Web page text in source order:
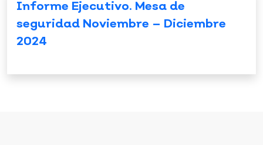
Informe Ejecutivo. Mesa de
seguridad Noviembre – Diciembre
2024